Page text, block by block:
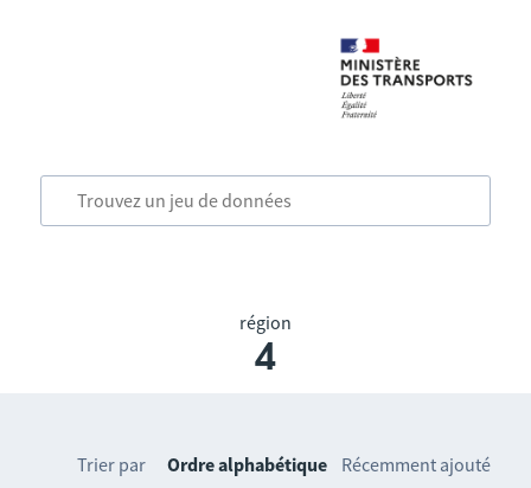
région
4
Trier par Ordre alphabétique Récemment ajouté